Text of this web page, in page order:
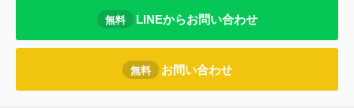
無料 LINEからお問い合わせ
無料 お問い合わせ